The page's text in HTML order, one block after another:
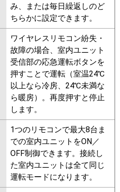
み、または毎日繰返しのど
ちらかに設定できます。
ワイヤレスリモコン紛失・
故障の場合、室内ユニット
受信部の応急運転ボタンを
押すことで運転（室温24℃
以上なら冷房、24℃未満な
ら暖房）。再度押すと停止
します。
1つのリモコンで最大8台ま
での室内ユニットをON／
OFF制御できます。接続し
た室内ユニットは全て同じ
運転モードになります。